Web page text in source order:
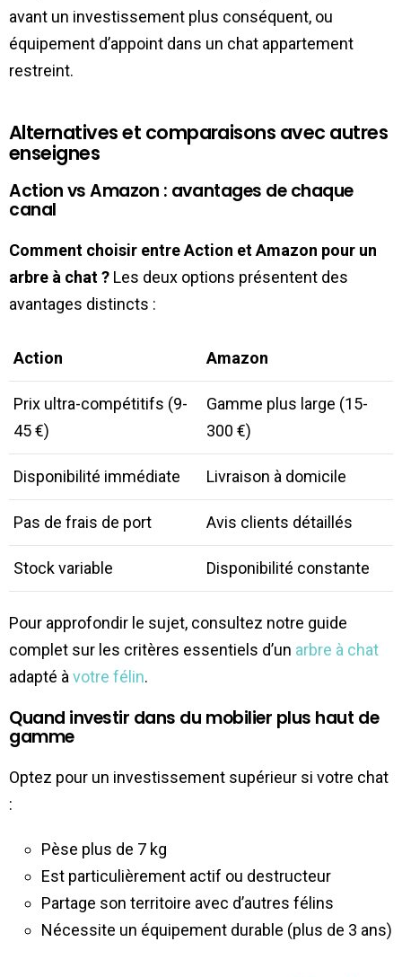
avant un investissement plus conséquent, ou
équipement d’appoint dans un chat appartement
restreint.
Alternatives et comparaisons avec autres
enseignes
Action vs Amazon : avantages de chaque
canal
Comment choisir entre Action et Amazon pour un
arbre à chat ? Les deux options présentent des
avantages distincts :
Action Amazon
Prix ultra-compétitifs (9-
45 €)
Gamme plus large (15-
300 €)
Disponibilité immédiate Livraison à domicile
Pas de frais de port Avis clients détaillés
Stock variable Disponibilité constante
Pour approfondir le sujet, consultez notre guide
complet sur les critères essentiels d’un arbre à chat
adapté à votre félin.
Quand investir dans du mobilier plus haut de
gamme
Optez pour un investissement supérieur si votre chat
:
Pèse plus de 7 kg
Est particulièrement actif ou destructeur
Partage son territoire avec d’autres félins
Nécessite un équipement durable (plus de 3 ans)